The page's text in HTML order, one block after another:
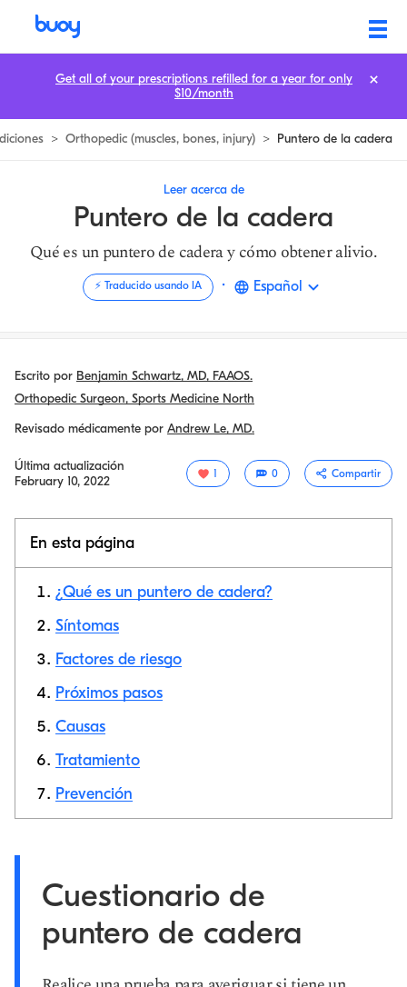
> Orthopedic (muscles, bones, injury) > Puntero de la cadera
Leer acerca de
Puntero de la cadera
Qué es un puntero de cadera y cómo obtener alivio.
⚡️ Traducido usando IA · Español
Escrito por Benjamin Schwartz, MD, FAAOS.
Orthopedic Surgeon, Sports Medicine North
Revisado médicamente por Andrew Le, MD.
Última actualización
February 10, 2022
1 0 Compartir
En esta página
¿Qué es un puntero de cadera?
Síntomas
Factores de riesgo
Próximos pasos
Causas
Tratamiento
Prevención
Cuestionario de
puntero de cadera
Get all of your prescriptions refilled for a year for only
$10/month